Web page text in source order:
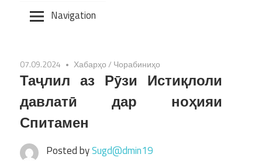
Navigation
07.09.2024 Хабарҳо/ Чорабиниҳо
Таҷлил аз Рӯзи Истиқлоли
давлатӣ дар ноҳияи
Спитамен
Posted bySugd@dmin19